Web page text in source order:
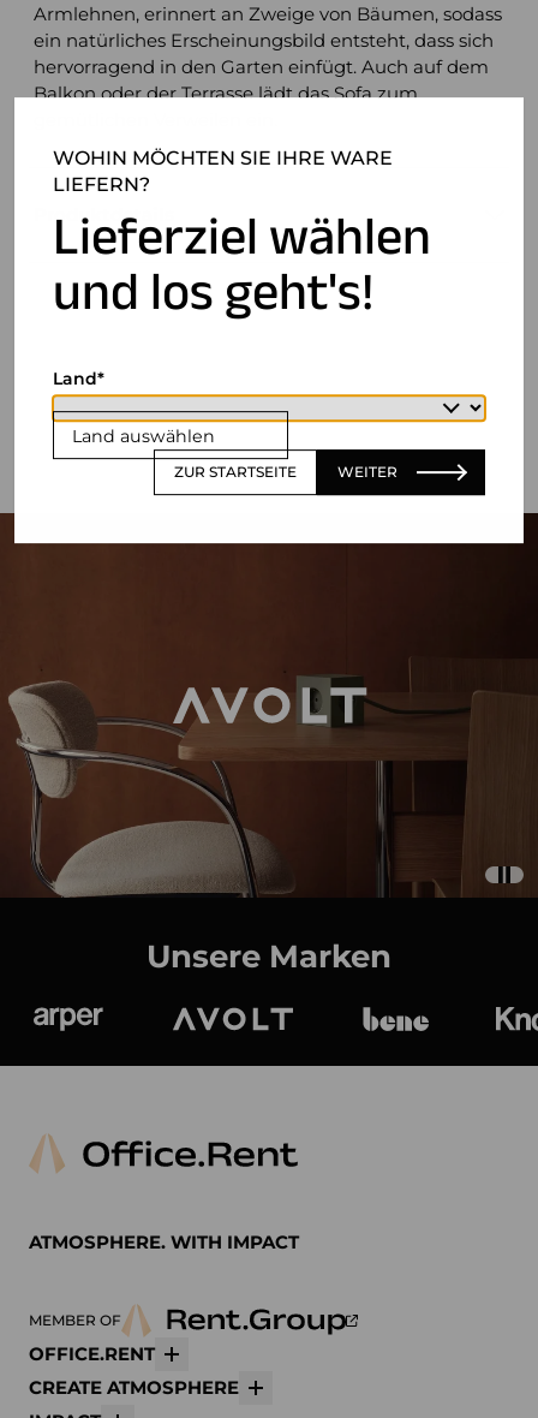
WOHIN MÖCHTEN SIE IHRE WARE
LIEFERN?
Lieferziel wählen
und los geht's!
Land auswählen
Land
ZUR STARTSEITE WEITER
Armlehnen, erinnert an Zweige von Bäumen, sodass
ein natürliches Erscheinungsbild entsteht, dass sich
hervorragend in den Garten einfügt. Auch auf dem
Balkon oder der Terrasse lädt das Sofa zum
Produktdetails
Unsere Marken
ATMOSPHERE. WITH IMPACT
MEMBER OF
OFFICE.RENT
CREATE ATMOSPHERE